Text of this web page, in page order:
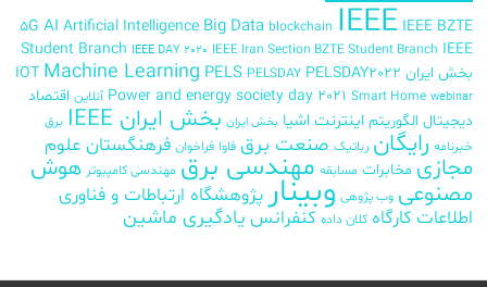
5G AI Artificial Intelligence Big Data blockchain IEEE IEEE BZTE
Student Branch IEEE DAY 2020 IEEE Iran Section BZTE Student Branch IEEE
بخش ایران
IOT Machine Learning PELS PELSDAY PELSDAY2022
Power and energy society day 2021 Smart Home webinar آنلاین اقتصاد
دیجیتال الگوریتم اینترنت اشیا بخش ایران بخش ایران IEEE
برق
خبرنامه رایگان رباتیک صنعت برق فاوا فراخوان فرهنگستان علوم
مجازی مخابرات مسابقه مهندسی برق مهندسی کامپیوتر هوش
مصنوعی وب پژوهی وبینارپژوهشگاه ارتباطات و فناوری
اطلاعات کارگاه کلان داده کنفرانس یادگیری ماشین